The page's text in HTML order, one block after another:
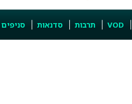
VOD תרבות סדנאות סניפים